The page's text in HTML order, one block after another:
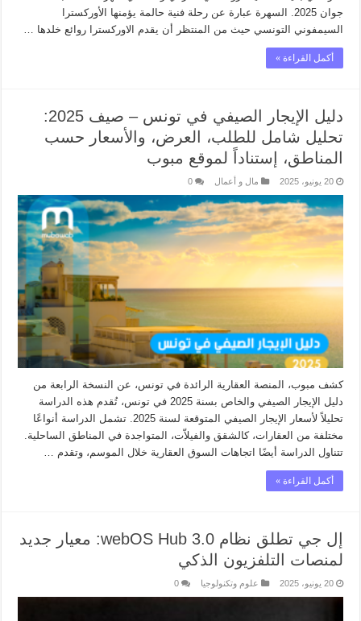
جوان 2025. السهرة عبارة عن رحلة فنية حالمة يؤمنها الأوركسترا
السيمفوني التونسي حيث من المنتظر أن يقدم الاوركسترا روائع خلدها …
أكمل القراءة »
دليل الإيجار الصيفي في تونس – صيف 2025:
تحليل شامل للطلب، العرض، والأسعار حسب
المناطق، إستناداً لموقع مبوب
20 يونيو، 2025 مال و أعمال 0
كشف مبوب، المنصة العقارية الرائدة في تونس، عن النسخة الرابعة من
دليل الإيجار الصيفي والخاص بسنة 2025 في تونس، تُقدم هذه الدراسة
تحليلاً لأسعار الإيجار الصيفي المتوقعة لسنة 2025. تشمل الدراسة أنواعًا
مختلفة من العقارات، كالشقق والفيلاّت، المتواجدة في المناطق الساحلية.
تتناول الدراسة أيضًا اتجاهات السوق العقارية خلال الموسم، وتقدم …
أكمل القراءة »
إل جي تطلق نظام webOS Hub 3.0: معيار جديد
لمنصات التلفزيون الذكي
20 يونيو، 2025 علوم وتكنولوجيا 0